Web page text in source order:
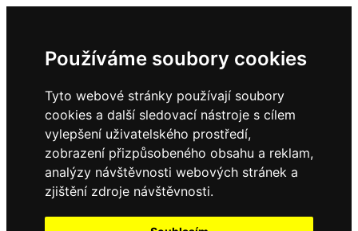
Používáme soubory cookies
Tyto webové stránky používají soubory
cookies a další sledovací nástroje s cílem
vylepšení uživatelského prostředí,
zobrazení přizpůsobeného obsahu a reklam,
analýzy návštěvnosti webových stránek a
zjištění zdroje návštěvnosti.